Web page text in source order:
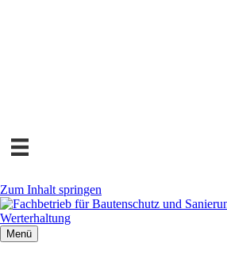
Zum Inhalt springen
Menü